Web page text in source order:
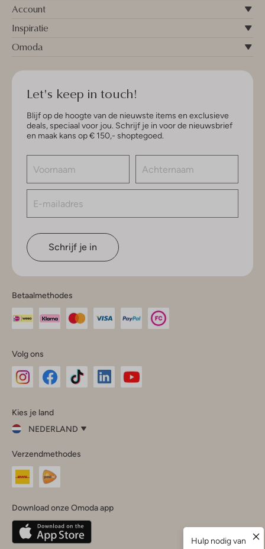
Account
Inspiratie
Omoda
Let's keep in touch!
Blijf op de hoogte van de nieuwste items en exclusieve
deals, speciaal voor jou. Schrijf je in voor de nieuwsbrief
en maak kans op € 150,- shoptegoed.
Schrijf je in
Betaalmethodes
Volg ons
InstagramFacebook
Kies je land
NEDERLAND
je
land
Nederland
Belgique(Français)
Deutschland
Verzendmethodes
Download onze Omoda app